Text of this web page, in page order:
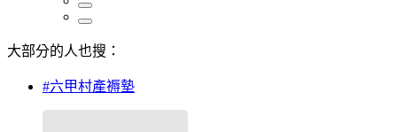
大部分的人也搜：
#六甲村產褥墊